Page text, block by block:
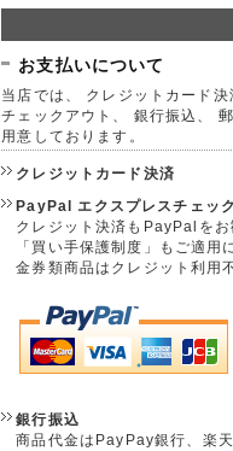
お支払いについて
当店では、 クレジットカード
チェックアウト、 銀行振込、
用意しております。
クレジットカード決済
PayPal エクスプレスチェッ
クレジット決済もPayPalをお
「買い手保護制度」もご適用
金券類商品はクレジット利用
銀行振込
商品代金はPayPay銀行、楽